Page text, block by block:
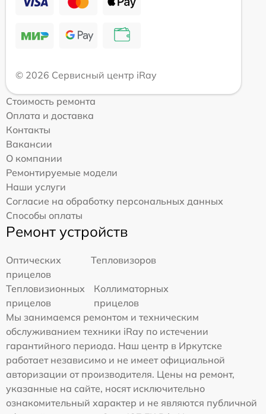
© 2026 Сервисный центр iRay
Стоимость ремонта
Оплата и доставка
Контакты
Вакансии
О компании
Ремонтируемые модели
Наши услуги
Согласие на обработку персональных данных
Способы оплаты
Ремонт устройств
Оптических
прицелов
Тепловизоров
Тепловизионных
прицелов
Коллиматорных
прицелов
Мы занимаемся ремонтом и техническим
обслуживанием техники iRay по истечении
гарантийного периода. Наш центр в Иркутске
работает независимо и не имеет официальной
авторизации от производителя. Цены на ремонт,
указанные на сайте, носят исключительно
ознакомительный характер и не являются публичной